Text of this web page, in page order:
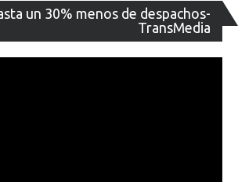
un 30% menos de despachos-
TransMedia
de